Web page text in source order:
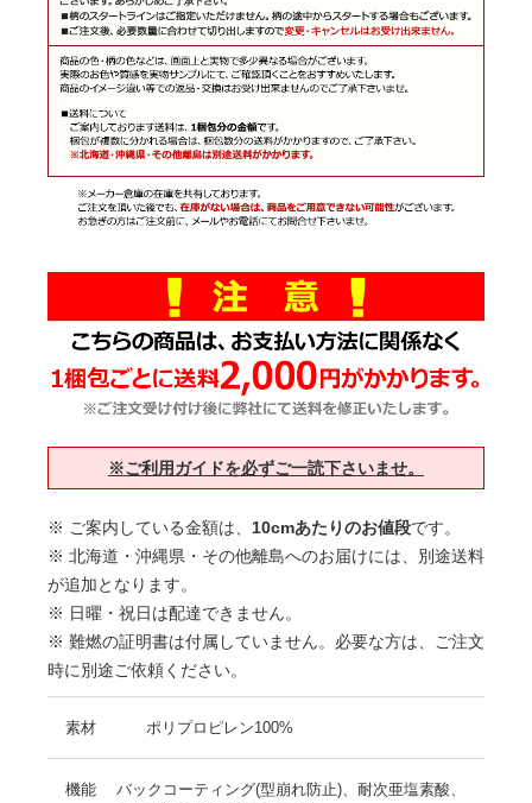
※ご利用ガイドを必ずご一読下さいませ。
※ ご案内している金額は、 10cmあたりのお値段です。
※ 北海道・沖縄県・その他離島へのお届けには、別途送料
が追加となります。
※ 日曜・祝日は配達できません。
※ 難燃の証明書は付属していません。必要な方は、ご注文
時に別途ご依頼ください。
素材 ポリプロピレン100%
機能
バックコーティング(型崩れ防止)、耐次亜塩素酸、